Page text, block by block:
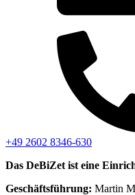
+49 2602 8346-630
Das DeBiZet ist eine
Geschäftsführung: Martin